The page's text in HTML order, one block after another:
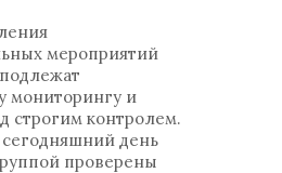
мероприятий
мониторингу и
строгим контролем.
сегодняшний день
проверены